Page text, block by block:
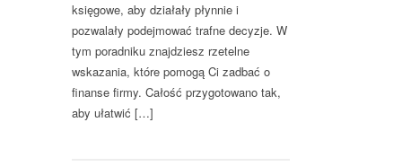
księgowe, aby działały płynnie i
pozwalały podejmować trafne decyzje. W
tym poradniku znajdziesz rzetelne
wskazania, które pomogą Ci zadbać o
finanse firmy. Całość przygotowano tak,
aby ułatwić […]